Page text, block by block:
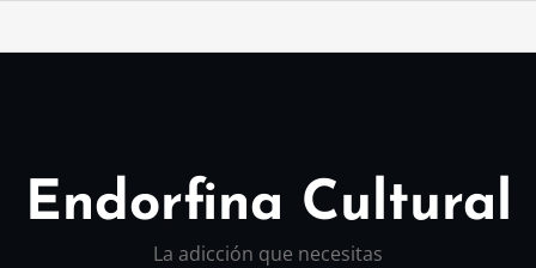
Endorfina Cultural
La adicción que necesitas